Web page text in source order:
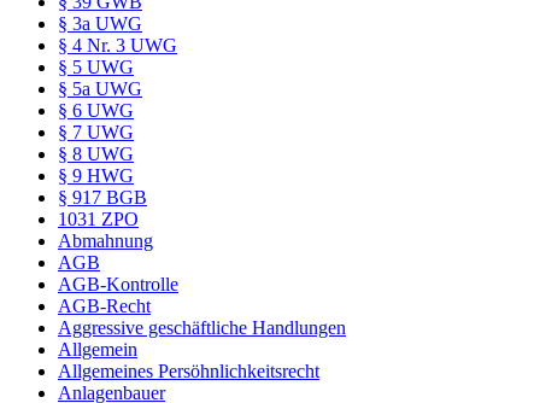
§ 3a UWG
§ 4 Nr. 3 UWG
§ 5 UWG
§ 5a UWG
§ 6 UWG
§ 7 UWG
§ 8 UWG
§ 9 HWG
§ 917 BGB
1031 ZPO
Abmahnung
AGB
AGB-Kontrolle
AGB-Recht
Aggressive geschäftliche Handlungen
Allgemein
Allgemeines Persöhnlichkeitsrecht
Anlagenbauer